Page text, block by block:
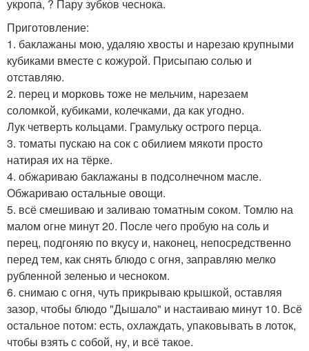
укропа, ? Пару зубков чеснока.
Приготовление:
1. баклажаны мою, удаляю хвосты и нарезаю крупными
кубиками вместе с кожурой. Присыпаю солью и
отставляю.
2. перец и морковь тоже не мельчим, нарезаем
соломкой, кубиками, колечками, да как угодно.
Лук четверть кольцами. Грамульку острого перца.
3. томаты пускаю на сок с обилием мякоти просто
натирая их на тёрке.
4. обжариваю баклажаны в подсолнечном масле.
Обжариваю остальные овощи.
5. всё смешиваю и заливаю томатным соком. Томлю на
малом огне минут 20. После чего пробую на соль и
перец, подгоняю по вкусу и, наконец, непосредственно
перед тем, как снять блюдо с огня, заправляю мелко
рубленной зеленью и чесноком.
6. снимаю с огня, чуть прикрываю крышкой, оставляя
зазор, чтобы блюдо "Дышало" и настаиваю минут 10. Всё
остальное потом: есть, охлаждать, упаковывать в лоток,
чтобы взять с собой, ну, и всё такое.